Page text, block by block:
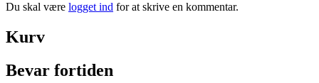
Du skal være logget ind for at skrive en kommentar.
Kurv
Bevar fortiden